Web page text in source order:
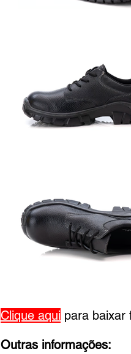
Clique aqui para baixar
Outras informações: